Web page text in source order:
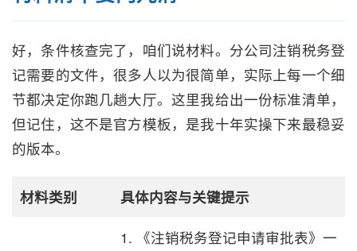
好，条件核查完了，咱们说材料。分公司注销税务登
记需要的文件，很多人以为很简单，实际上每一个细
节都决定你跑几趟大厅。这里我给出一份标准清单，
但记住，这不是官方模板，是我十年实操下来最稳妥
的版本。
材料类别 具体内容与关键提示
1. 《注销税务登记申请审批表》一